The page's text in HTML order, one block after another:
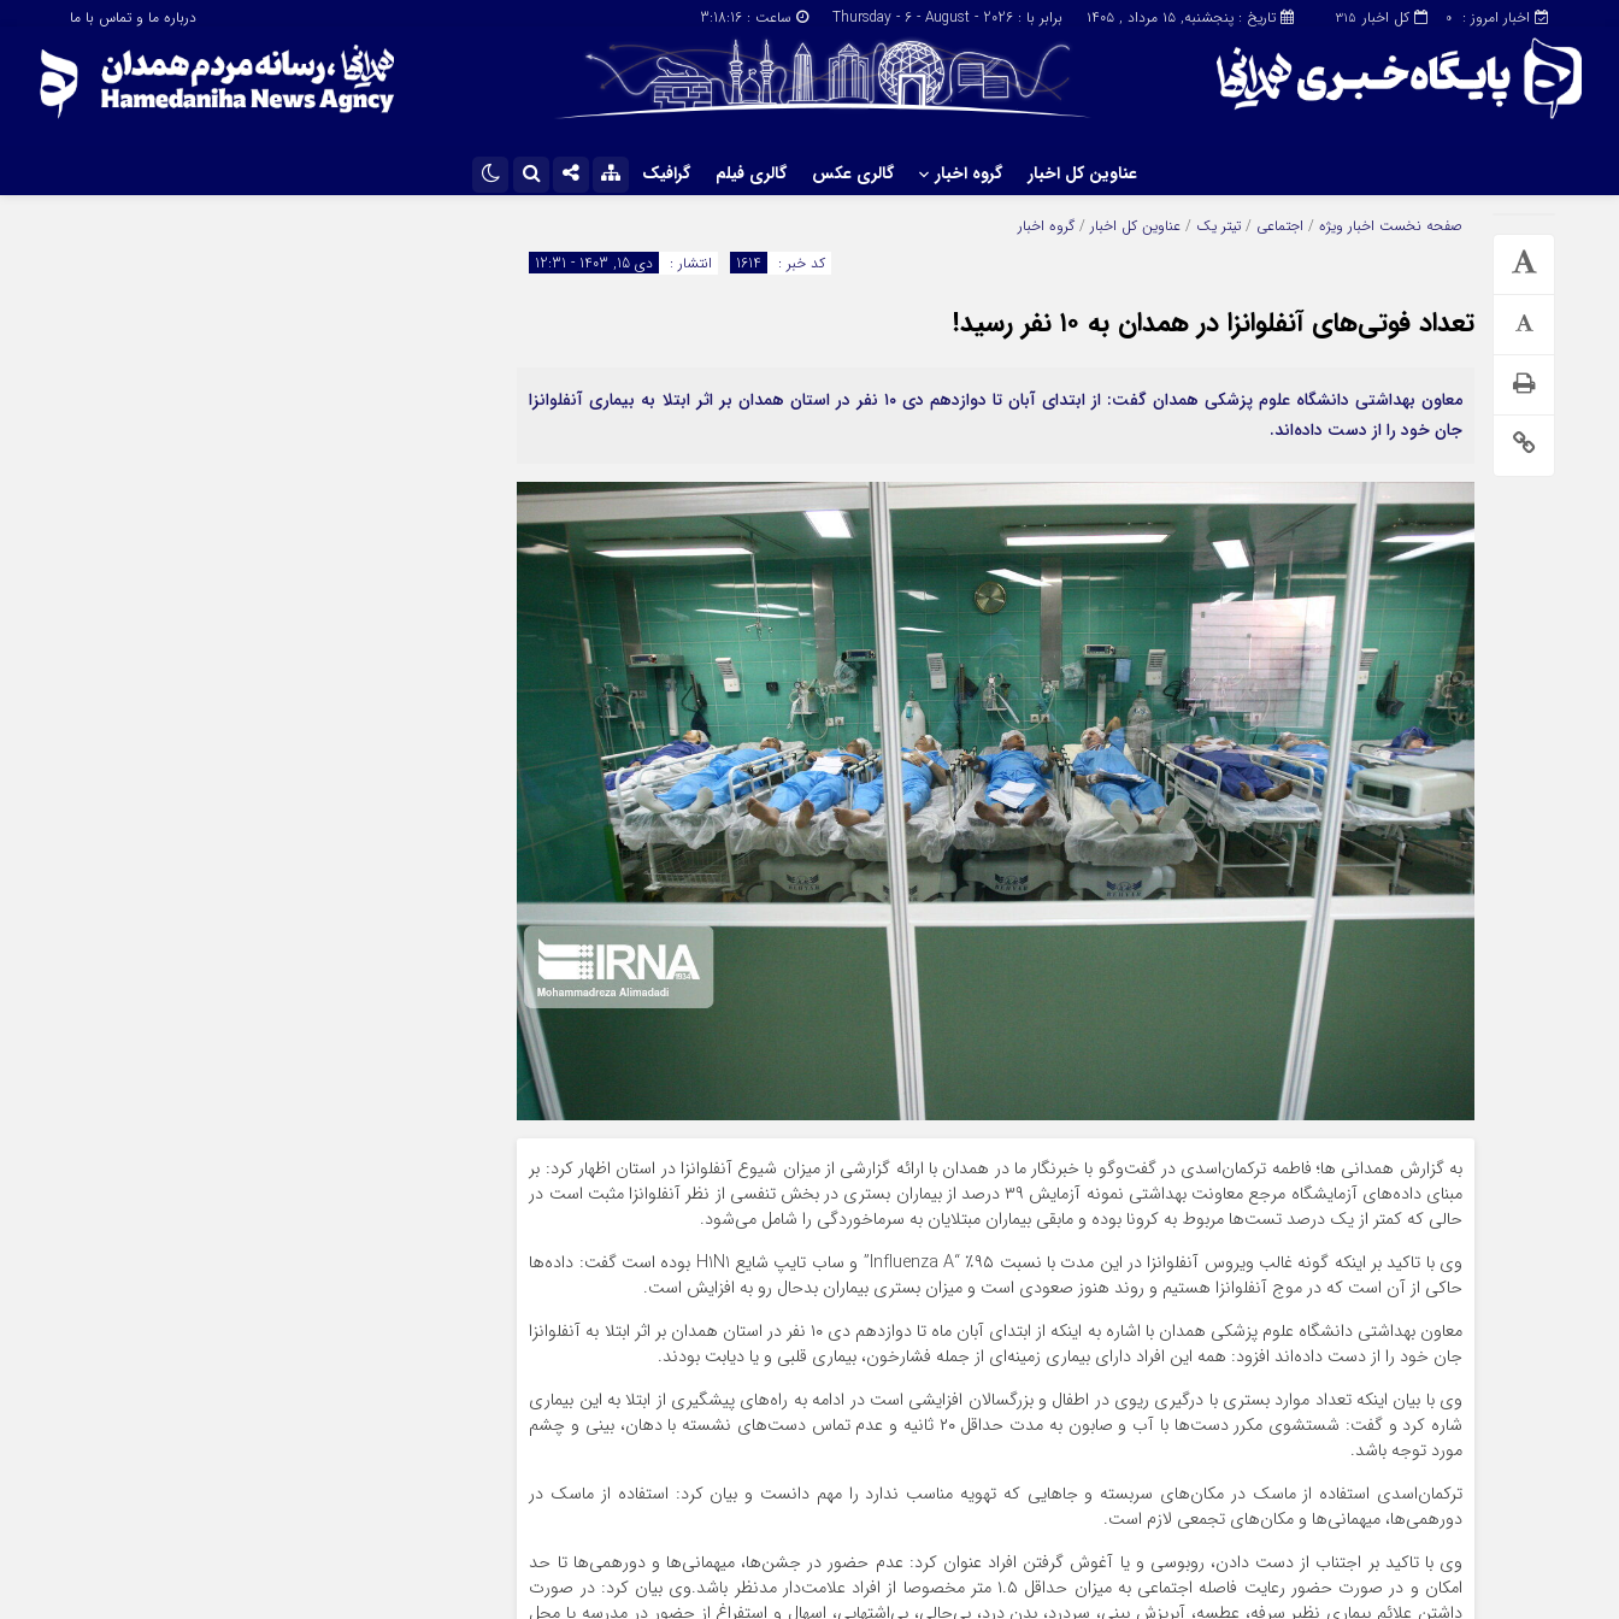
کل اخبار 315 اخبار امروز : 0 تاریخ : پنجشنبه, ۱۵ مرداد , ۱۴۰۵ برابر با : Thursday - 6 - August - 2026 ساعت : 3:18:17 درباره ما و تماس با ما
عناوین کل اخبار گروه اخبار گالری عکس گالری فیلم گرافیک
چند رسانه دسترسی سریع صفحه نخست اخبار ویژه / اجتماعی / تیتر یک / عناوین کل اخبار / گروه اخبار
انتشار :
دی 15, 1403 - 12:31 کد خبر : 1614
تعداد فوتی‌های آنفلوانزا در همدان به ۱۰ نفر رسید!
معاون بهداشتی دانشگاه علوم پزشکی همدان گفت: از ابتدای آبان تا دوازدهم دی ۱۰ نفر در استان همدان بر اثر ابتلا به بیماری آنفلوانزا
جان خود را از دست داده‌اند.
به گزارش همدانی ها؛ فاطمه ترکمان‌اسدی در گفت‌وگو با خبرنگار ما در همدان با ارائه گزارشی از میزان شیوع آنفلوانزا در استان اظهار کرد: بر
مبنای داده‌های آزمایشگاه مرجع معاونت بهداشتی نمونه آزمایش ۳۹ درصد از بیماران بستری در بخش‌ تنفسی از نظر آنفلوانزا مثبت است در
حالی که کمتر از یک درصد تست‌ها مربوط به کرونا بوده و مابقی بیماران مبتلایان به سرماخوردگی را شامل می‌شود.
وی با تاکید بر اینکه گونه غالب ویروس آنفلوانزا در این مدت با نسبت ۹۵٪ “Influenza A” و ساب تایپ شایع H1N1 بوده است گفت: داده‌ها
حاکی از آن است که در موج آنفلوانزا هستیم و روند هنوز صعودی است و میزان بستری بیماران بدحال رو به افزایش است.
معاون بهداشتی دانشگاه علوم پزشکی همدان با اشاره به اینکه از ابتدای آبان ماه تا دوازدهم دی ۱۰ نفر در استان همدان بر اثر ابتلا به آنفلوانزا
جان خود را از دست داده‌اند افزود: همه این افراد دارای بیماری زمینه‌ای از جمله فشارخون، بیماری قلبی و یا دیابت بودند.
وی با بیان اینکه تعداد موارد بستری با درگیری ریوی در اطفال و بزرگسالان افزایشی است در ادامه به راه‌های پیشگیری از ابتلا به این بیماری
شاره کرد و گفت: شستشوی مکرر دست‌ها با آب و صابون به مدت حداقل ۲۰ ثانیه و عدم تماس دست‌های نشسته با دهان، بینی و چشم
مورد توجه باشد.
ترکمان‌اسدی استفاده از ماسک در مکان‌های سربسته و جاهایی که تهویه مناسب ندارد را مهم دانست و بیان کرد: استفاده از ماسک در
دورهمی‌ها، میهمانی‌ها و مکان‌های تجمعی لازم است.
وی با تاکید بر اجتناب از دست دادن، روبوسی و یا آغوش‌ گرفتن افراد عنوان کرد: عدم حضور در جشن‌ها، میهمانی‌ها و دورهمی‌ها تا حد
امکان و در صورت حضور رعایت فاصله اجتماعی به میزان حداقل ۱.۵ متر مخصوصا از افراد علامت‌دار مدنظر باشد.وی بیان کرد: در صورت
داشتن علائم بیماری نظیر سرفه، عطسه، آبریزش بینی، سردرد، بدن درد، بی‌حالی، بی‌اشتهایی، اسهال و استفراغ از حضور در مدرسه یا محل